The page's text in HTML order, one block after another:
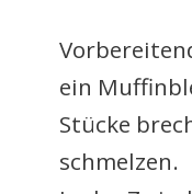
ein
Stücke
schmelzen.